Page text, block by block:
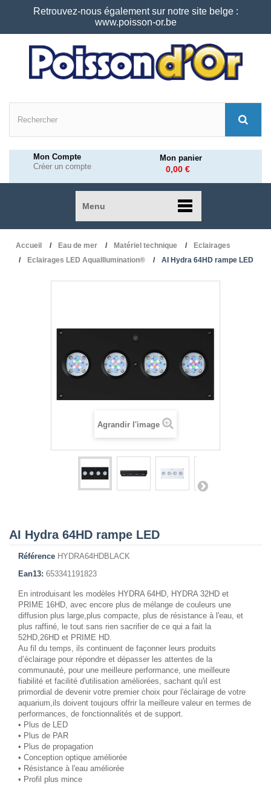
Retrouvez-nous également sur notre site belge :
www.poisson-or.be
Mon Compte
Créer un compte
Mon panier
0,00 €
Menu
Accueil Eau de mer Matériel technique
Eclairages
Eclairages LED AquaIllumination®
AI Hydra 64HD rampe LED
Agrandir l'image
AI Hydra 64HD rampe LED
Référence HYDRA64HDBLACK
Ean13: 653341191823
En introduisant les modèles HYDRA 64HD, HYDRA 32HD et
PRIME 16HD, avec encore plus de mélange de couleurs une
diffusion plus large,plus compacte, plus de résistance à l'eau, et
plus raffiné, le tout sans rien sacrifier de ce qui a fait la
52HD,26HD et PRIME HD.
Au fil du temps, ils continuent de façonner leurs produits
d’éclairage pour répondre et dépasser les attentes de la
communauté, pour une meilleure performance, une meilleure
fiabilité et facilité d'utilisation améliorées, sachant qu'il est
primordial de devenir votre premier choix pour l'éclairage de votre
aquarium,ils doivent toujours offrir la meilleure valeur en termes de
performances, de fonctionnalités et de support.
• Plus de LED
• Plus de PAR
• Plus de propagation
• Conception optique améliorée
• Résistance à l'eau améliorée
• Profil plus mince